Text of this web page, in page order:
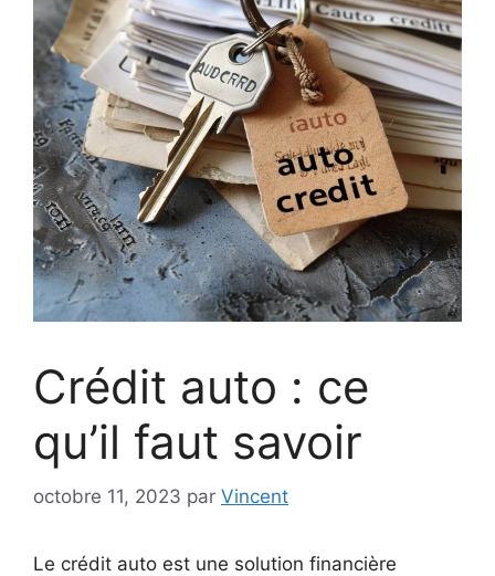
Crédit auto : ce
qu’il faut savoir
octobre 11, 2023 par Vincent
Le crédit auto est une solution financière